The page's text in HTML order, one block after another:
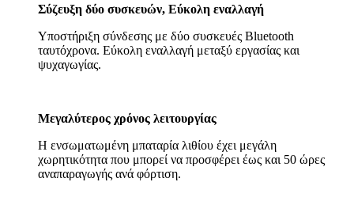
Σύζευξη δύο συσκευών, Εύκολη εναλλαγή
Υποστήριξη σύνδεσης με δύο συσκευές Bluetooth
ταυτόχρονα. Εύκολη εναλλαγή μεταξύ εργασίας και
ψυχαγωγίας.
Μεγαλύτερος χρόνος λειτουργίας
Η ενσωματωμένη μπαταρία λιθίου έχει μεγάλη
χωρητικότητα που μπορεί να προσφέρει έως και 50 ώρες
αναπαραγωγής ανά φόρτιση.